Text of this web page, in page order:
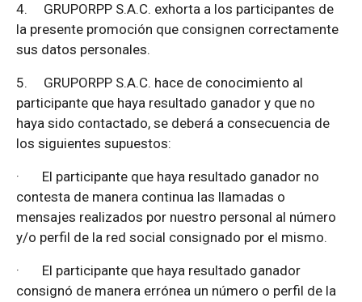
4. GRUPORPP S.A.C. exhorta a los participantes de
la presente promoción que consignen correctamente
sus datos personales.
5. GRUPORPP S.A.C. hace de conocimiento al
participante que haya resultado ganador y que no
haya sido contactado, se deberá a consecuencia de
los siguientes supuestos:
· El participante que haya resultado ganador no
contesta de manera continua las llamadas o
mensajes realizados por nuestro personal al número
y/o perfil de la red social consignado por el mismo.
· El participante que haya resultado ganador
consignó de manera errónea un número o perfil de la